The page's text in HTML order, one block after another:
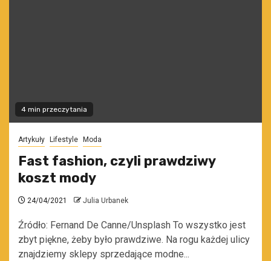
4 min przeczytania
Artykuły Lifestyle Moda
Fast fashion, czyli prawdziwy
koszt mody
24/04/2021 Julia Urbanek
Źródło: Fernand De Canne/Unsplash To wszystko jest
zbyt piękne, żeby było prawdziwe. Na rogu każdej ulicy
znajdziemy sklepy sprzedające modne...